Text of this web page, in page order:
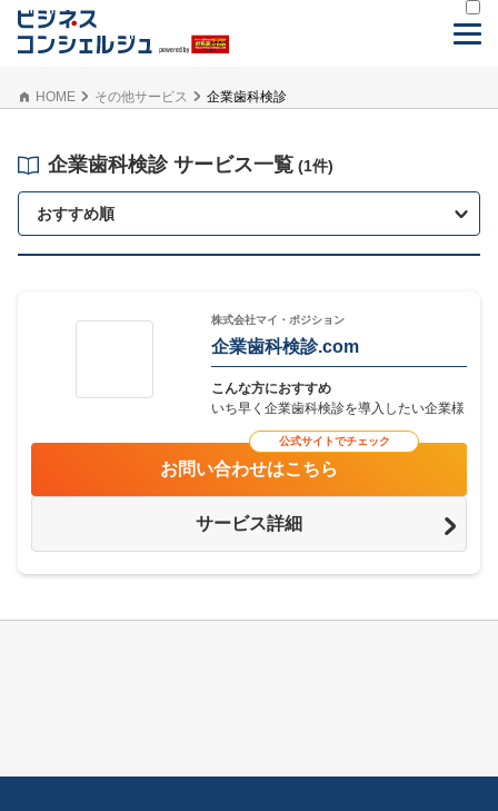
HOME その他サービス 企業歯科検診
企業歯科検診 サービス一覧 (1件)
おすすめ順
株式会社マイ・ポジション
企業歯科検診.com
こんな方におすすめ
いち早く企業歯科検診を導入したい企業様
サービス詳細
公式サイトでチェック
お問い合わせはこちら